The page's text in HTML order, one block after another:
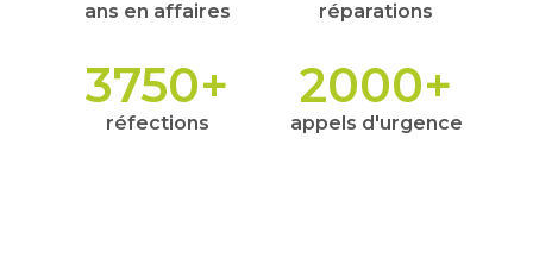
ans en affaires réparations
réfections
3750+
appels d'urgence
2000+